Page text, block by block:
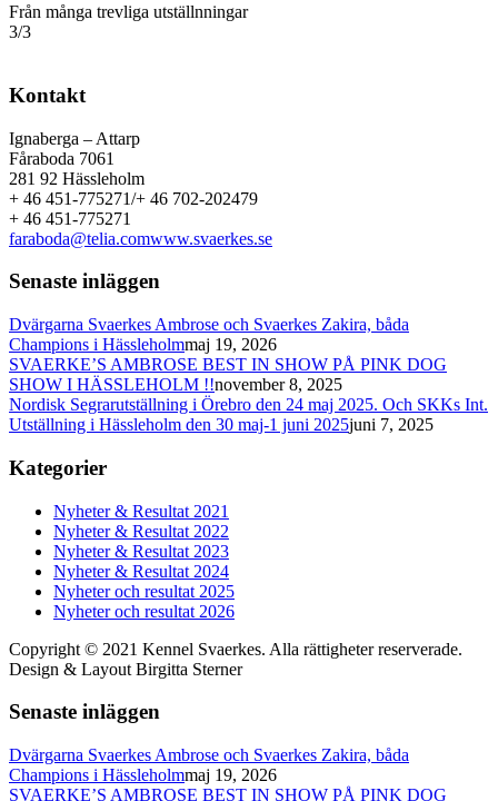
Från många trevliga utställnningar
3/3
Kontakt
Ignaberga – Attarp
Fåraboda 7061
281 92 Hässleholm
+ 46 451-775271/+ 46 702-202479
+ 46 451-775271
faraboda@telia.comwww.svaerkes.se
Senaste inläggen
Dvärgarna Svaerkes Ambrose och Svaerkes Zakira, båda
Champions i Hässleholmmaj 19, 2026
SVAERKE’S AMBROSE BEST IN SHOW PÅ PINK DOG
SHOW I HÄSSLEHOLM !!november 8, 2025
Nordisk Segrarutställning i Örebro den 24 maj 2025. Och SKKs Int.
Utställning i Hässleholm den 30 maj-1 juni 2025juni 7, 2025
Kategorier
Nyheter & Resultat 2021
Nyheter & Resultat 2022
Nyheter & Resultat 2023
Nyheter & Resultat 2024
Nyheter och resultat 2025
Nyheter och resultat 2026
Copyright © 2021 Kennel Svaerkes. Alla rättigheter reserverade.
Design & Layout Birgitta Sterner
Senaste inläggen
Dvärgarna Svaerkes Ambrose och Svaerkes Zakira, båda
Champions i Hässleholmmaj 19, 2026
SVAERKE’S AMBROSE BEST IN SHOW PÅ PINK DOG